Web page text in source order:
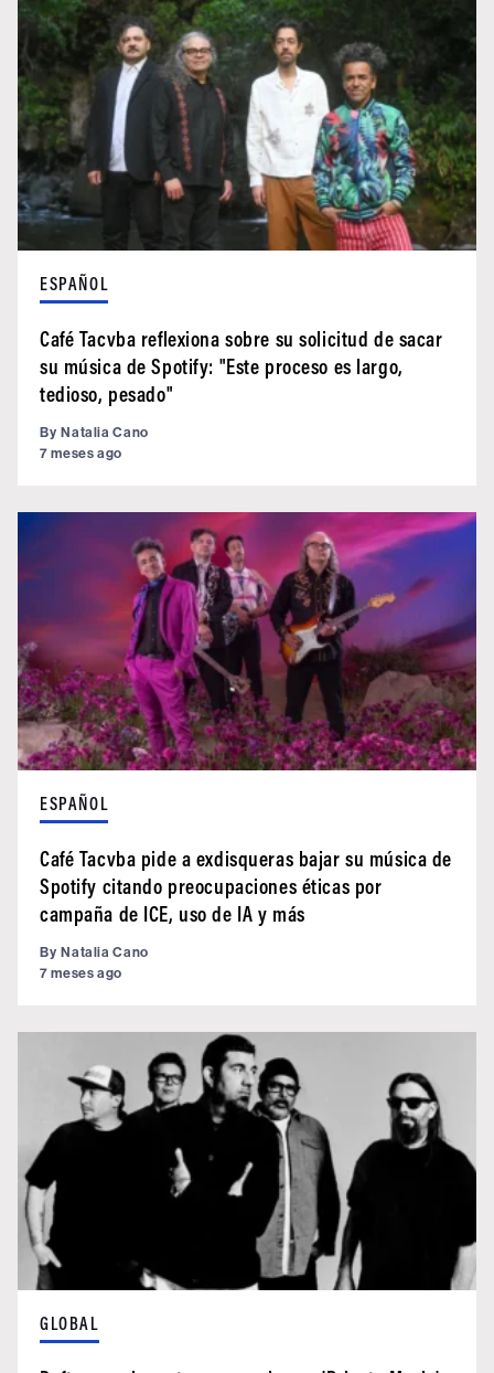
ESPAÑOL
Café Tacvba reflexiona sobre su solicitud de sacar
su música de Spotify: "Este proceso es largo,
tedioso, pesado"
By Natalia Cano
7 meses ago
ESPAÑOL
Café Tacvba pide a exdisqueras bajar su música de
Spotify citando preocupaciones éticas por
campaña de ICE, uso de IA y más
By Natalia Cano
7 meses ago
GLOBAL